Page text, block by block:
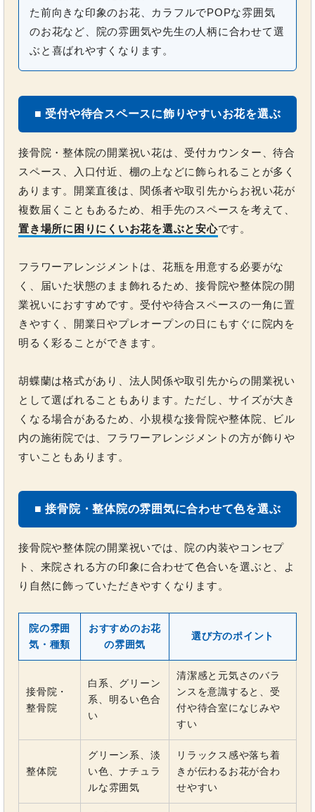
た前向きな印象のお花、カラフルでPOPな雰囲気
のお花など、院の雰囲気や先生の人柄に合わせて選
ぶと喜ばれやすくなります。
■ 受付や待合スペースに飾りやすいお花を選ぶ
接骨院・整体院の開業祝い花は、受付カウンター、待合
スペース、入口付近、棚の上などに飾られることが多く
あります。開業直後は、関係者や取引先からお祝い花が
複数届くこともあるため、相手先のスペースを考えて、
置き場所に困りにくいお花を選ぶと安心です。
フラワーアレンジメントは、花瓶を用意する必要がな
く、届いた状態のまま飾れるため、接骨院や整体院の開
業祝いにおすすめです。受付や待合スペースの一角に置
きやすく、開業日やプレオープンの日にもすぐに院内を
明るく彩ることができます。
胡蝶蘭は格式があり、法人関係や取引先からの開業祝い
として選ばれることもあります。ただし、サイズが大き
くなる場合があるため、小規模な接骨院や整体院、ビル
内の施術院では、フラワーアレンジメントの方が飾りや
すいこともあります。
■ 接骨院・整体院の雰囲気に合わせて色を選ぶ
接骨院や整体院の開業祝いでは、院の内装やコンセプ
ト、来院される方の印象に合わせて色合いを選ぶと、よ
り自然に飾っていただきやすくなります。
院の雰囲
気・種類
おすすめのお花
の雰囲気
選び方のポイント
接骨院・
整骨院
白系、グリーン
系、明るい色合
い
清潔感と元気さのバラ
ンスを意識すると、受
付や待合室になじみや
すい
整体院
グリーン系、淡
い色、ナチュラ
ルな雰囲気
リラックス感や落ち着
きが伝わるお花が合わ
せやすい